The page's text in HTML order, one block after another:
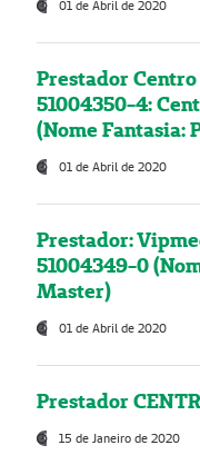
01 de Abril de 2020
Prestador
51004350-4:
(Nome Fantasia:
01 de Abril de 2020
Prestador:
51004349-0
Master)
01 de Abril de 2020
Prestador
15 de Janeiro de 2020